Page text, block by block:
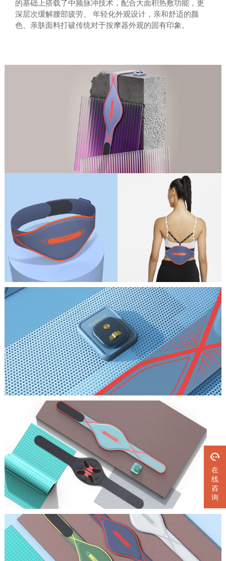
在
线
咨
询
的基础上搭载了中频脉冲技术，配合大面积热敷功能，更
深层次缓解腰部疲劳。 年轻化外观设计，亲和舒适的颜
色、亲肤面料打破传统对于按摩器外观的固有印象。